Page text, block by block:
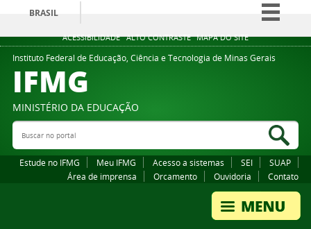
ACESSIBILIDADE ALTO CONTRASTE MAPA DO SITE
BRASIL
Simplifique!
Comunica BR
Legislação
Instituto Federal de Educação, Ciência e Tecnologia de Minas Gerais
IFMG
MINISTÉRIO DA EDUCAÇÃO
Buscar no portal
Estude no IFMG Meu IFMG Acesso a sistemas SEI
SUAP
Área de imprensa
Orcamento Ouvidoria Contato